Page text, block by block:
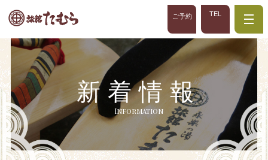
ご予約 TEL
新着情報
Information